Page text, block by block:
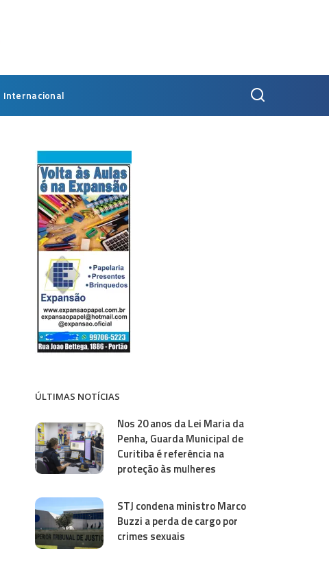
Internacional
ÚLTIMAS NOTÍCIAS
Nos 20 anos da Lei Maria da
Penha, Guarda Municipal de
Curitiba é referência na
proteção às mulheres
STJ condena ministro Marco
Buzzi a perda de cargo por
crimes sexuais